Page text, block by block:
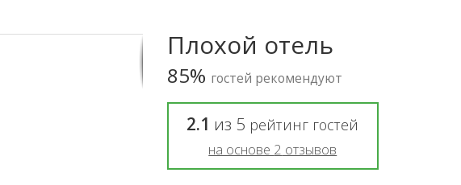
Плохой отель
85% гостей рекомендуют
2.1 из 5 рейтинг гостей
на основе 2 отзывов